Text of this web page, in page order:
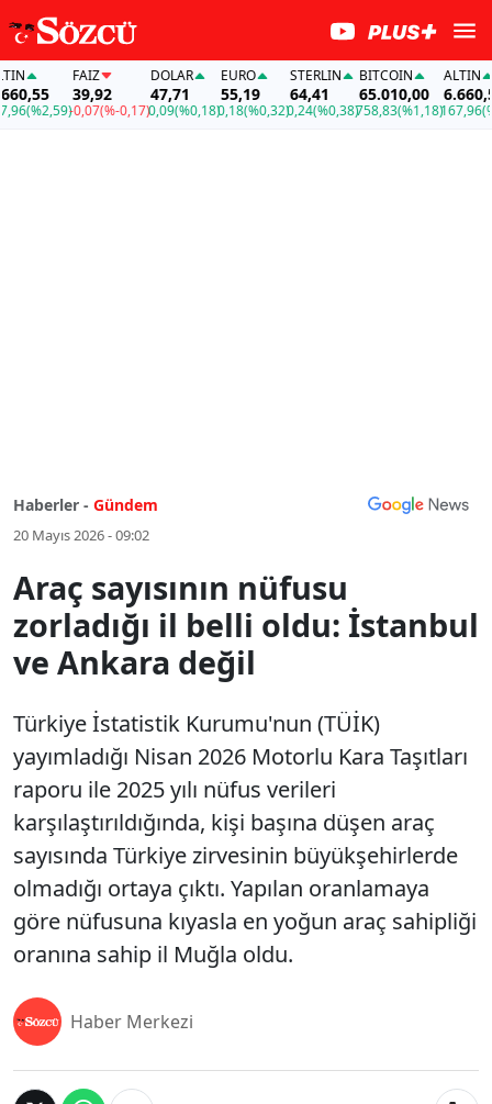
(%2,59)
FAİZ
39,92
-0,07(%-0,17)
DOLAR
47,71
0,09(%0,18)
EURO
55,19
0,18(%0,32)
STERLIN
64,41
0,24(%0,38)
BITCOIN
65.010,00
758,83(%1,18)
ALTIN
6.660,55
167,96
Haberler - Gündem
20 Mayıs 2026 - 09:02
Araç sayısının nüfusu
zorladığı il belli oldu: İstanbul
ve Ankara değil
Türkiye İstatistik Kurumu'nun (TÜİK)
yayımladığı Nisan 2026 Motorlu Kara Taşıtları
raporu ile 2025 yılı nüfus verileri
karşılaştırıldığında, kişi başına düşen araç
sayısında Türkiye zirvesinin büyükşehirlerde
olmadığı ortaya çıktı. Yapılan oranlamaya
göre nüfusuna kıyasla en yoğun araç sahipliği
oranına sahip il Muğla oldu.
Haber Merkezi